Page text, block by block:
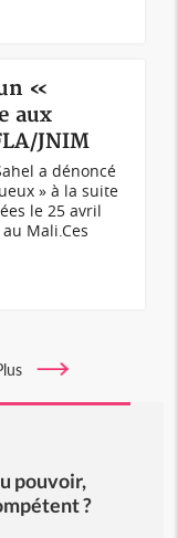
«
aux
JNIM
a dénoncé
» à la suite
le 25 avril
Mali.Ces
pouvoir,
?